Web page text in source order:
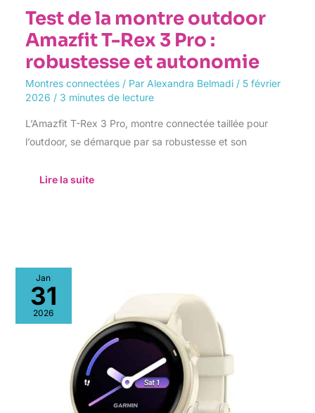
Test de la montre outdoor
Amazfit T-Rex 3 Pro :
robustesse et autonomie
Montres connectées/ Par Alexandra Belmadi / 5 février
2026 / 3 minutes de lecture
L’Amazfit T-Rex 3 Pro, montre connectée taillée pour
l’outdoor, se démarque par sa robustesse et son
Lire la suite
Jan
31
2026
Test
de
la
Garmin
vívoactive
montre
connectée